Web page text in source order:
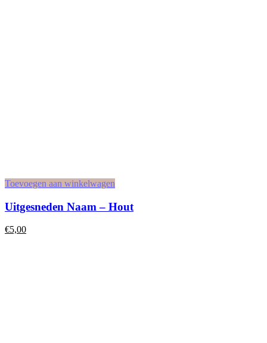
Toevoegen aan winkelwagen
Uitgesneden Naam – Hout
€5,00